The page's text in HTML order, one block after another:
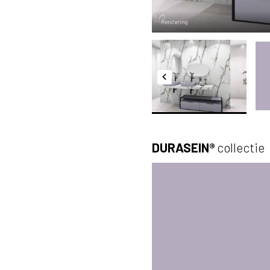
Rendering
DURASEIN® collectie